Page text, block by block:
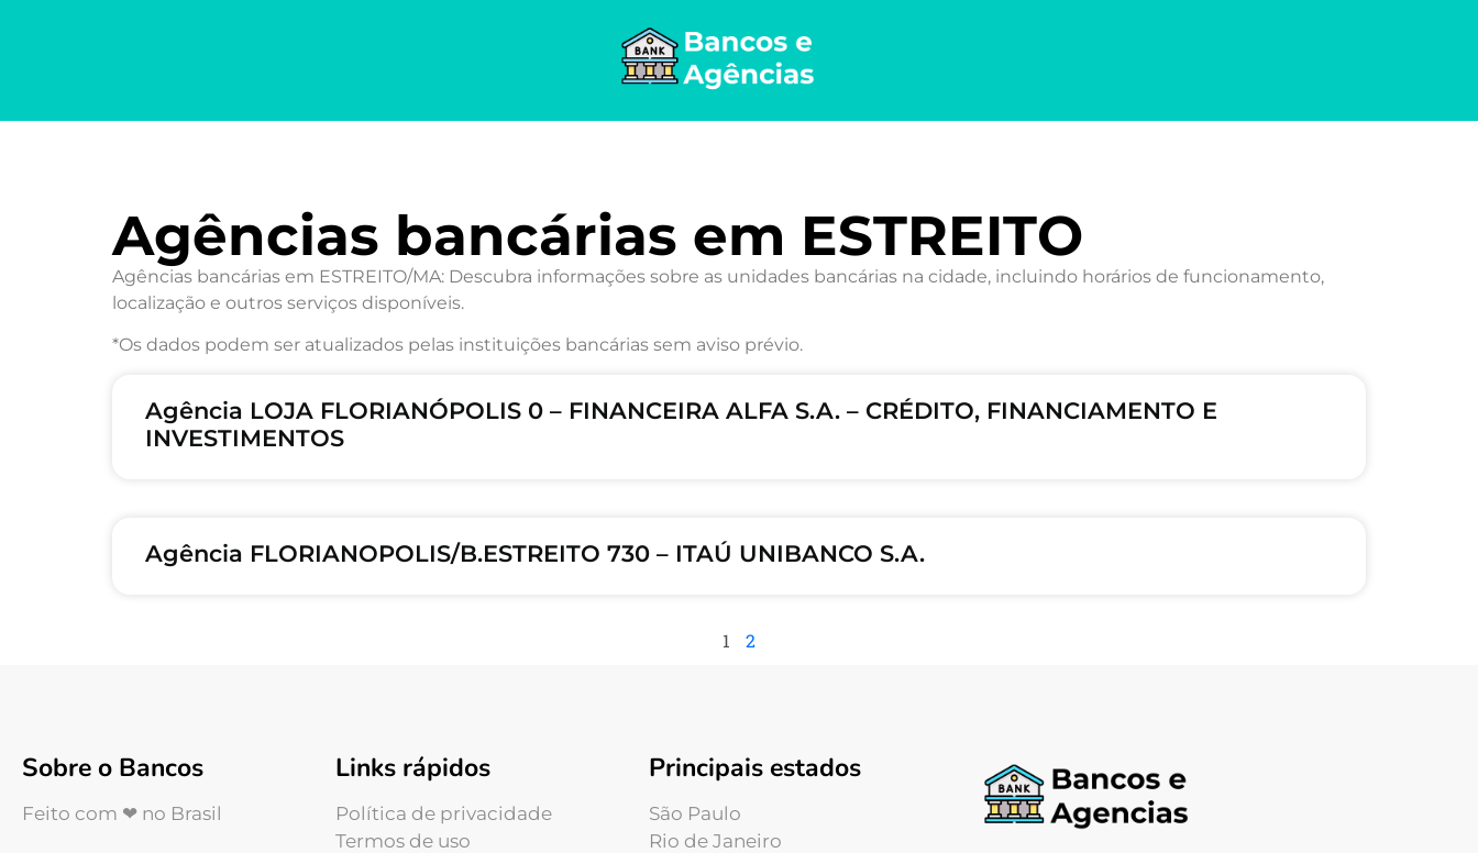
Agências bancárias em ESTREITO
Agências bancárias em ESTREITO/MA: Descubra informações sobre as unidades bancárias na cidade, incluindo horários de funcionamento,
localização e outros serviços disponíveis.
*Os dados podem ser atualizados pelas instituições bancárias sem aviso prévio.
Agência LOJA FLORIANÓPOLIS 0 – FINANCEIRA ALFA S.A. – CRÉDITO, FINANCIAMENTO E
INVESTIMENTOS
Agência FLORIANOPOLIS/B.ESTREITO 730 – ITAÚ UNIBANCO S.A.
1 2
Sobre o Bancos
Feito com ❤ no Brasil
Links rápidos
Política de privacidade
Termos de uso
Principais estados
São Paulo
Rio de Janeiro